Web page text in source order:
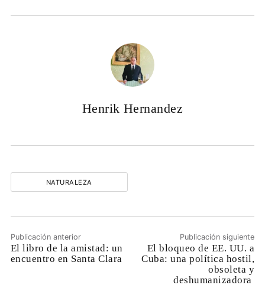
Henrik Hernandez
NATURALEZA
Publicación anterior
El libro de la amistad: un
encuentro en Santa Clara
Publicación siguiente
El bloqueo de EE. UU. a
Cuba: una política hostil,
obsoleta y
deshumanizadora